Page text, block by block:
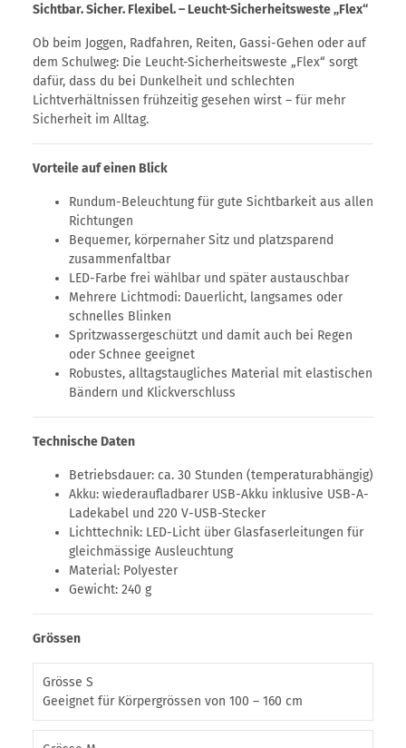
Sichtbar. Sicher. Flexibel. – Leucht-Sicherheitsweste „Flex“
Ob beim Joggen, Radfahren, Reiten, Gassi-Gehen oder auf
dem Schulweg: Die Leucht-Sicherheitsweste „Flex“ sorgt
dafür, dass du bei Dunkelheit und schlechten
Lichtverhältnissen frühzeitig gesehen wirst – für mehr
Sicherheit im Alltag.
Vorteile auf einen Blick
Rundum-Beleuchtung für gute Sichtbarkeit aus allen
Richtungen
Bequemer, körpernaher Sitz und platzsparend
zusammenfaltbar
LED-Farbe frei wählbar und später austauschbar
Mehrere Lichtmodi: Dauerlicht, langsames oder
schnelles Blinken
Spritzwassergeschützt und damit auch bei Regen
oder Schnee geeignet
Robustes, alltagstaugliches Material mit elastischen
Bändern und Klickverschluss
Technische Daten
Betriebsdauer: ca. 30 Stunden (temperaturabhängig)
Akku: wiederaufladbarer USB-Akku inklusive USB-A-
Ladekabel und 220 V-USB-Stecker
Lichttechnik: LED-Licht über Glasfaserleitungen für
gleichmässige Ausleuchtung
Material: Polyester
Gewicht: 240 g
Grössen
Grösse S
Geeignet für Körpergrössen von 100 – 160 cm